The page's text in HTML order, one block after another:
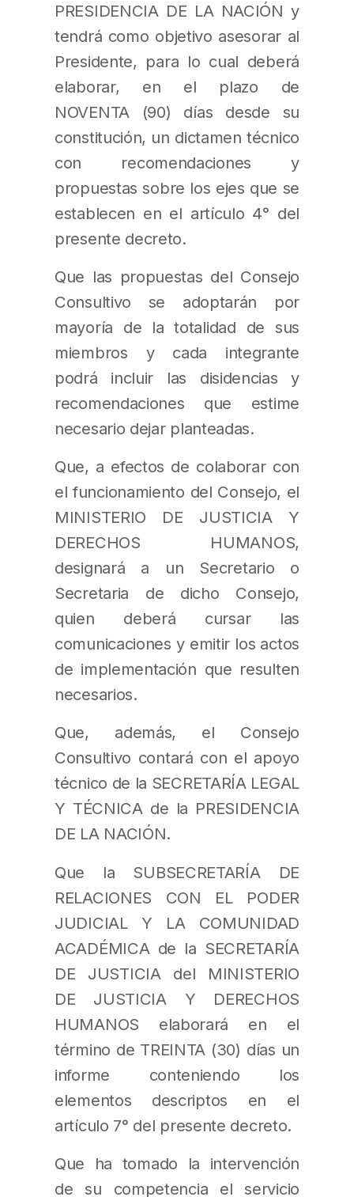
PRESIDENCIA DE LA NACIÓN y
tendrá como objetivo asesorar al
Presidente, para lo cual deberá
elaborar, en el plazo de
NOVENTA (90) días desde su
constitución, un dictamen técnico
con recomendaciones y
propuestas sobre los ejes que se
establecen en el artículo 4° del
presente decreto.
Que las propuestas del Consejo
Consultivo se adoptarán por
mayoría de la totalidad de sus
miembros y cada integrante
podrá incluir las disidencias y
recomendaciones que estime
necesario dejar planteadas.
Que, a efectos de colaborar con
el funcionamiento del Consejo, el
MINISTERIO DE JUSTICIA Y
DERECHOS HUMANOS,
designará a un Secretario o
Secretaria de dicho Consejo,
quien deberá cursar las
comunicaciones y emitir los actos
de implementación que resulten
necesarios.
Que, además, el Consejo
Consultivo contará con el apoyo
técnico de la SECRETARÍA LEGAL
Y TÉCNICA de la PRESIDENCIA
DE LA NACIÓN.
Que la SUBSECRETARÍA DE
RELACIONES CON EL PODER
JUDICIAL Y LA COMUNIDAD
ACADÉMICA de la SECRETARÍA
DE JUSTICIA del MINISTERIO
DE JUSTICIA Y DERECHOS
HUMANOS elaborará en el
término de TREINTA (30) días un
informe conteniendo los
elementos descriptos en el
artículo 7° del presente decreto.
Que ha tomado la intervención
de su competencia el servicio